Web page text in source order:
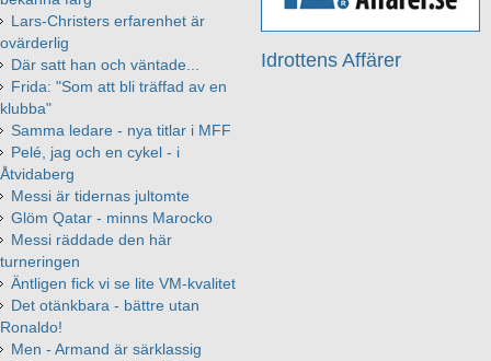
Idrottens Affärer
Lars-Christers erfarenhet är
ovärderlig
Där satt han och väntade...
Frida: "Som att bli träffad av en
klubba"
Samma ledare - nya titlar i MFF
Pelé, jag och en cykel - i
Åtvidaberg
Messi är tidernas jultomte
Glöm Qatar - minns Marocko
Messi räddade den här
turneringen
Äntligen fick vi se lite VM-kvalitet
Det otänkbara - bättre utan
Ronaldo!
Men - Armand är särklassig